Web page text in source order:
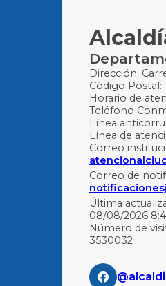
Dirección:
Código Postal:
Horario de
Teléfono
Línea
Línea de
Correo
Correo de
Última
08/08/2026
Número de
3530032